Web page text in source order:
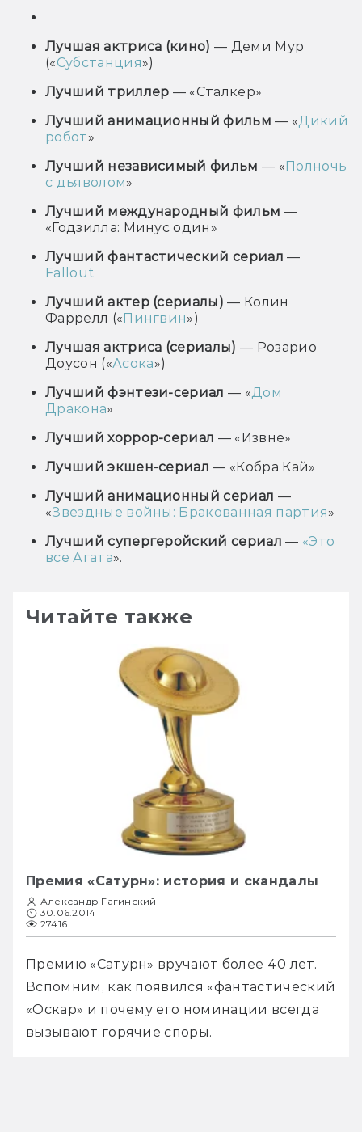
Лучшая актриса (кино)— Деми Мур
(«Субстанция»)
Лучший триллер — «Сталкер»
Лучший анимационный фильм— «Дикий
робот»
Лучший независимый фильм — «Полночь
с дьяволом»
Лучший международный фильм —
«Годзилла: Минус один»
Лучший фантастический сериал—
Fallout
Лучший актер (сериалы) — Колин
Фаррелл («Пингвин»)
Лучшая актриса (сериалы) — Розарио
Доусон («Асока»)
Лучший фэнтези-сериал— «Дом
Дракона»
Лучший хоррор-сериал — «Извне»
Лучший экшен-сериал— «Кобра Кай»
Лучший анимационный сериал —
«Звездные войны: Бракованная партия»
Лучший супергеройский сериал— «Это
все Агата».
Читайте также
Премия «Сатурн»: история и скандалы
Александр Гагинский
30.06.2014
27416
Премию «Сатурн» вручают более 40 лет.
Вспомним, как появился «фантастический
«Оскар» и почему его номинации всегда
вызывают горячие споры.